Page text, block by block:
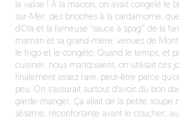
la valise ! À la maison, on avait congelé le
sur-Mer, des brioches à la cardamome,
d’Ola et la fameuse “sauce à spag’” de la
maman et sa grand-mère, venues de
le frigo et le congélo. Quand le temps, et
cuisiner, nous manquaient, on utilisait ces
finalement assez rare, peut-être parce
peu. On s’assurait surtout d’avoir du bon
garde-manger. Ça allait de la petite soupe
sésame, réconfortante avant le coucher,